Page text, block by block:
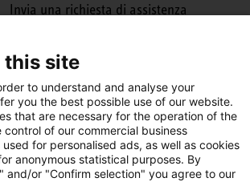
Invia una richiesta di assistenza
Facebook LinkedIn Instagram
this site
to understand and analyse your
you the best possible use of our website.
that are necessary for the operation of the
of our commercial business
for personalised ads, as well as cookies
anonymous statistical purposes. By
and/or "Confirm selection" you agree to our